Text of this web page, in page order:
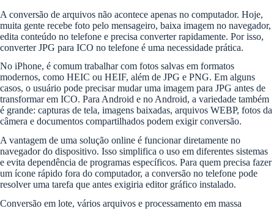
A conversão de arquivos não acontece apenas no computador. Hoje,
muita gente recebe foto pelo mensageiro, baixa imagem no navegador,
edita conteúdo no telefone e precisa converter rapidamente. Por isso,
converter JPG para ICO no telefone é uma necessidade prática.
No iPhone, é comum trabalhar com fotos salvas em formatos
modernos, como HEIC ou HEIF, além de JPG e PNG. Em alguns
casos, o usuário pode precisar mudar uma imagem para JPG antes de
transformar em ICO. Para Android e no Android, a variedade também
é grande: capturas de tela, imagens baixadas, arquivos WEBP, fotos da
câmera e documentos compartilhados podem exigir conversão.
A vantagem de uma solução online é funcionar diretamente no
navegador do dispositivo. Isso simplifica o uso em diferentes sistemas
e evita dependência de programas específicos. Para quem precisa fazer
um ícone rápido fora do computador, a conversão no telefone pode
resolver uma tarefa que antes exigiria editor gráfico instalado.
Conversão em lote, vários arquivos e processamento em massa